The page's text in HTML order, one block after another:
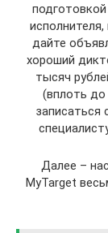
дайте
хороший
тысяч
(вплоть до
записаться
Далее –
MyTarget